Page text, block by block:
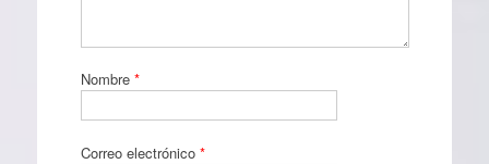
Nombre *
Correo electrónico *